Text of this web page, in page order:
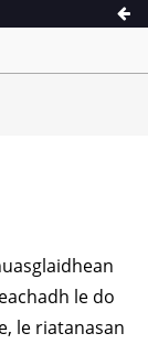
le do
le riatanasan
Sreath S 275-
Sreath DE 250-
Sreath V 350-